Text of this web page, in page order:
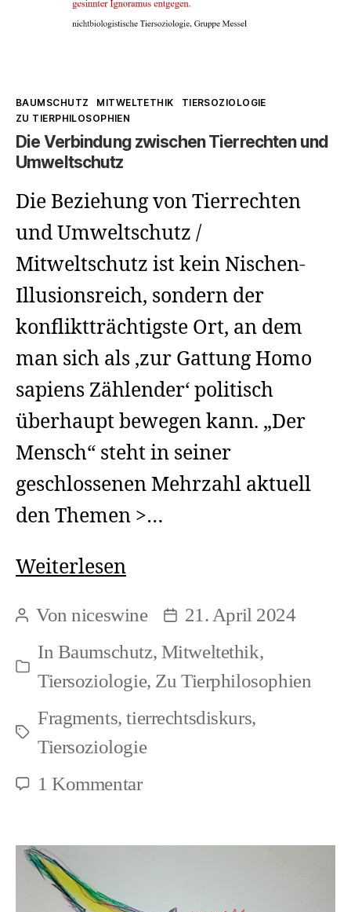
Kategorien
BAUMSCHUTZ MITWELTETHIK
TIERSOZIOLOGIE
ZU TIERPHILOSOPHIEN
Die Verbindung zwischen Tierrechten und
Umweltschutz
Die Beziehung von Tierrechten
und Umweltschutz /
Mitweltschutz ist kein Nischen-
Illusionsreich, sondern der
konfliktträchtigste Ort, an dem
man sich als ‚zur Gattung Homo
sapiens Zählender‘ politisch
überhaupt bewegen kann. „Der
Mensch“ steht in seiner
geschlossenen Mehrzahl aktuell
den Themen >…
WeiterlesenDie
zwischen
Tierrechten
und
Umweltschutz
Beitragsautor
Vonniceswine Beitragsdatum
21. April 2024
Kategorien
In Baumschutz, Mitweltethik,
Tiersoziologie, Zu Tierphilosophien
Schlagwörter
Fragments,tierrechtsdiskurs,
Tiersoziologie
1 Kommentarzu
Verbindung